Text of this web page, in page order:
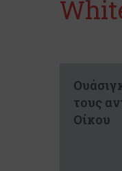
τους
Οίκου